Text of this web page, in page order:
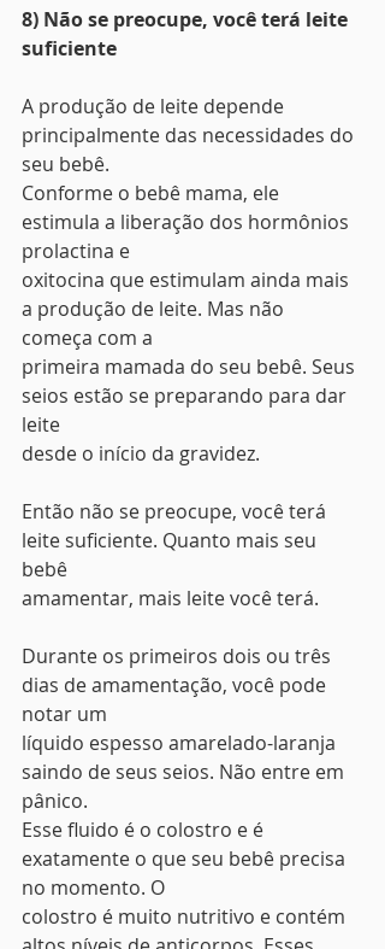
8) Não se preocupe, você terá leite
suficiente
A produção de leite depende
principalmente das necessidades do
seu bebê.
Conforme o bebê mama, ele
estimula a liberação dos hormônios
prolactina e
oxitocina que estimulam ainda mais
a produção de leite. Mas não
começa com a
primeira mamada do seu bebê. Seus
seios estão se preparando para dar
leite
desde o início da gravidez.
Então não se preocupe, você terá
leite suficiente. Quanto mais seu
bebê
amamentar, mais leite você terá.
Durante os primeiros dois ou três
dias de amamentação, você pode
notar um
líquido espesso amarelado-laranja
saindo de seus seios. Não entre em
pânico.
Esse fluido é o colostro e é
exatamente o que seu bebê precisa
no momento. O
colostro é muito nutritivo e contém